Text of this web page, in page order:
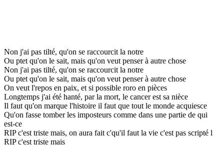
Non j'ai pas tilté, qu'on se raccourcit la notre
Ou ptet qu'on le sait, mais qu'on veut penser à autre chose
Non j'ai pas tilté, qu'on se raccourcit la notre
Ou ptet qu'on le sait, mais qu'on veut penser à autre chose
On veut l'repos en paix, et si possible roro en pièces
Longtemps j'ai été hanté, par la mort, le cancer est sa nièce
Il faut qu'on marque l'histoire il faut que tout le monde acquiesce
Qu'on fasse tomber les imposteurs comme dans une partie de qui
est-ce
RIP c'est triste mais, on aura fait c'qu'il faut la vie c'est pas scripté l
RIP c'est triste mais